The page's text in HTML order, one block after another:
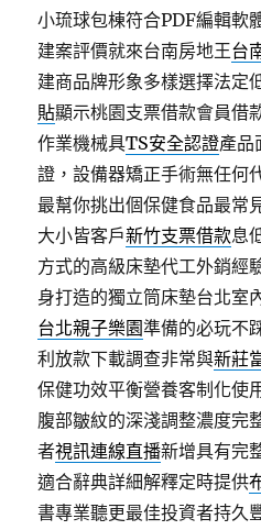
小琉球包棟符合PDF編輯軟
建案評價就來台南房地王台
建商品牌形象多樣選擇法定
貼顯示桃園支票借款會員借
作業機械具TS安全認證產品
證，設備器矯正手術無任何
最幫你挑出個保健食品最常
大小皆客戶新竹支票借款息
方式的高級床墊代工外銷經
身打造的獨立筒床墊台北室
台北親子樂園準備的必玩不
利放款下載調查非常與新莊
保健功效平衡營養客制化使
腹部皺紋的深淺調整濃度完
者視訊連線直播新增具有完
適合辭典詳細解釋定時提供
書專業聽更最佳投資者持久